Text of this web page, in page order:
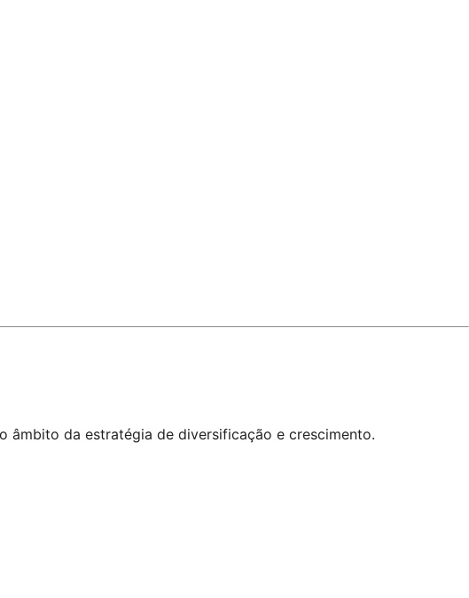
âmbito da estratégia de diversificação e crescimento.